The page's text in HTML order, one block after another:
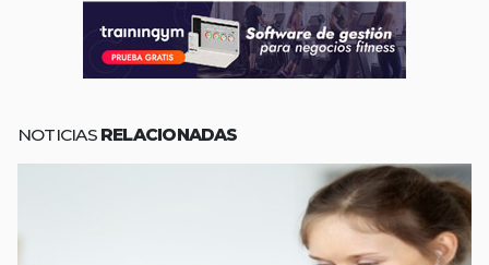
NOTICIAS RELACIONADAS